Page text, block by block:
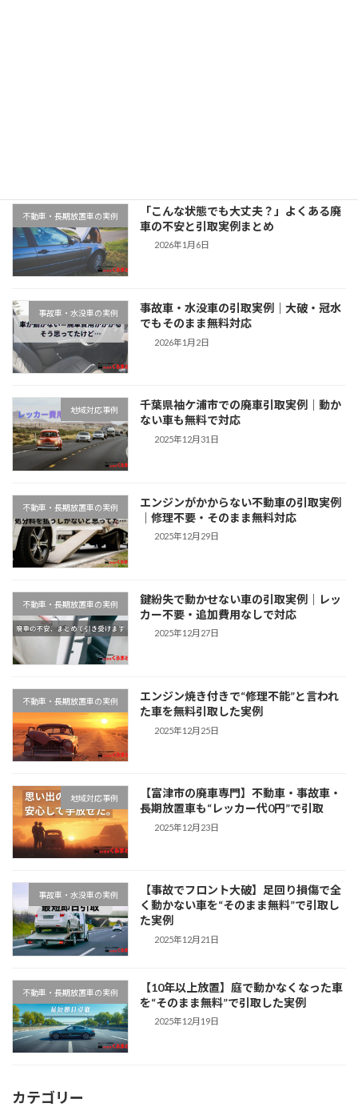
不動車・長期放置車の実例
「こんな状態でも大丈夫？」よくある廃
車の不安と引取実例まとめ
2026年1月6日
事故車・水没車の実例
事故車・水没車の引取実例｜大破・冠水
でもそのまま無料対応
2026年1月2日
地域対応事例
千葉県袖ケ浦市での廃車引取実例｜動か
ない車も無料で対応
2025年12月31日
不動車・長期放置車の実例
エンジンがかからない不動車の引取実例
｜修理不要・そのまま無料対応
2025年12月29日
不動車・長期放置車の実例
鍵紛失で動かせない車の引取実例｜レッ
カー不要・追加費用なしで対応
2025年12月27日
不動車・長期放置車の実例
エンジン焼き付きで“修理不能”と言われ
た車を無料引取した実例
2025年12月25日
地域対応事例
【富津市の廃車専門】不動車・事故車・
長期放置車も“レッカー代0円”で引取
2025年12月23日
事故車・水没車の実例
【事故でフロント大破】足回り損傷で全
く動かない車を“そのまま無料”で引取し
た実例
2025年12月21日
不動車・長期放置車の実例
【10年以上放置】庭で動かなくなった車
を“そのまま無料”で引取した実例
2025年12月19日
カテゴリー